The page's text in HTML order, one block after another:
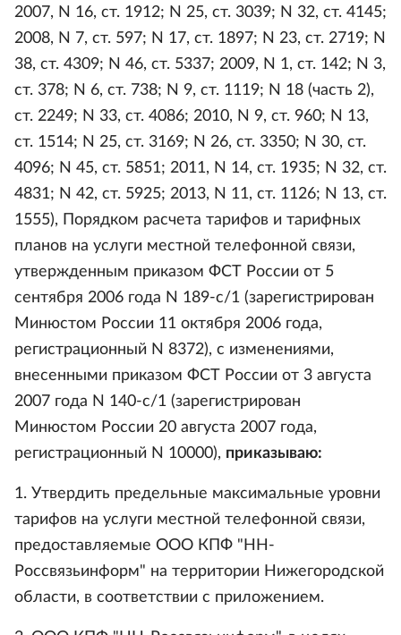
2007, N 16, ст. 1912; N 25, ст. 3039; N 32, ст. 4145;
2008, N 7, ст. 597; N 17, ст. 1897; N 23, ст. 2719; N
38, ст. 4309; N 46, ст. 5337; 2009, N 1, ст. 142; N 3,
ст. 378; N 6, ст. 738; N 9, ст. 1119; N 18 (часть 2),
ст. 2249; N 33, ст. 4086; 2010, N 9, ст. 960; N 13,
ст. 1514; N 25, ст. 3169; N 26, ст. 3350; N 30, ст.
4096; N 45, ст. 5851; 2011, N 14, ст. 1935; N 32, ст.
4831; N 42, ст. 5925; 2013, N 11, ст. 1126; N 13, ст.
1555), Порядком расчета тарифов и тарифных
планов на услуги местной телефонной связи,
утвержденным приказом ФСТ России от 5
сентября 2006 года N 189-с/1 (зарегистрирован
Минюстом России 11 октября 2006 года,
регистрационный N 8372), с изменениями,
внесенными приказом ФСТ России от 3 августа
2007 года N 140-с/1 (зарегистрирован
Минюстом России 20 августа 2007 года,
регистрационный N 10000), приказываю:
1. Утвердить предельные максимальные уровни
тарифов на услуги местной телефонной связи,
предоставляемые ООО КПФ "НН-
Россвязьинформ" на территории Нижегородской
области, в соответствии с приложением.